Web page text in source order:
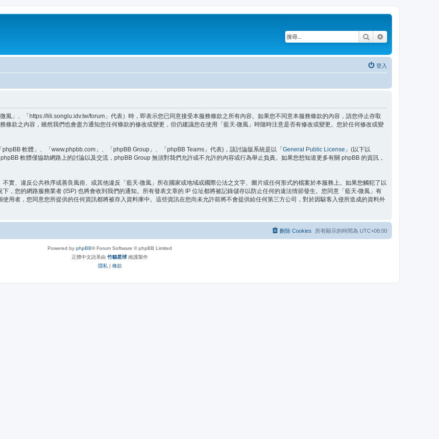
搜尋
登入
風」、「https://lili.songlu.idv.tw/forum」代表）時，即表示您已同意接受本服務條款之所有內容。如果您不同意本服務條款的內容，請您停止存取
條款之內容，雖然我們也會盡力通知您任何條款的修改或變更，但仍建議您在使用「藍天‧微風」時隨時注意是否有修改或變更。您於任何修改或變
軟體」、「www.phpbb.com」、「phpBB Group」、「phpBB Teams」代表)，該討論版系統是以「General Public License 」(以下以
軟體僅協助網路上的討論以及交流，phpBB Group 無須對我們允許或不允許的內容或行為舉止負責。如果您想知道更多有關 phpBB 的資訊，
實、違反公共秩序或善良風俗、或其他違反「藍天‧微風」所在國家或地域或國際公法之文字、圖片或任何形式的檔案於本服務上。如果您觸犯了以
，您的網路服務業者 (ISP) 也將會收到我們的通知。所有發表文章的 IP 位址都將被記錄儲存以防止任何的違法情節發生。您同意「藍天‧微風」有
用者，您同意您所提供的任何資訊都將被存入資料庫中。這些資訊在您尚未允許前將不會提供給任何第三方公司，對於因駭客入侵所造成的資料外
所有顯示的時間為 UTC+08:00
刪除 Cookies
Powered by phpBB® Forum Software © phpBB Limited
正體中文語系由 竹貓星球 維護製作
隱私 | 條款